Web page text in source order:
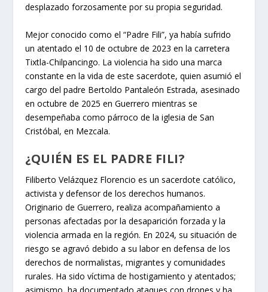
desplazado forzosamente por su propia seguridad.
Mejor conocido como el “Padre Fili”, ya había sufrido
un atentado el 10 de octubre de 2023 en la carretera
Tixtla-Chilpancingo. La violencia ha sido una marca
constante en la vida de este sacerdote, quien asumió el
cargo del padre Bertoldo Pantaleón Estrada, asesinado
en octubre de 2025 en Guerrero mientras se
desempeñaba como párroco de la iglesia de San
Cristóbal, en Mezcala.
¿QUIÉN ES EL PADRE FILI?
Filiberto Velázquez Florencio es un sacerdote católico,
activista y defensor de los derechos humanos.
Originario de Guerrero, realiza acompañamiento a
personas afectadas por la desaparición forzada y la
violencia armada en la región. En 2024, su situación de
riesgo se agravó debido a su labor en defensa de los
derechos de normalistas, migrantes y comunidades
rurales. Ha sido víctima de hostigamiento y atentados;